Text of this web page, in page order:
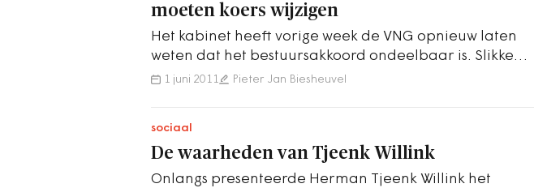
moeten koers wijzigen
Het kabinet heeft vorige week de VNG opnieuw laten
weten dat het bestuursakkoord ondeelbaar is. Slikken
of stikken dus. En dit terwijl…
1 juni 2011 Pieter Jan Biesheuvel
sociaal
De waarheden van Tjeenk Willink
Onlangs presenteerde Herman Tjeenk Willink het